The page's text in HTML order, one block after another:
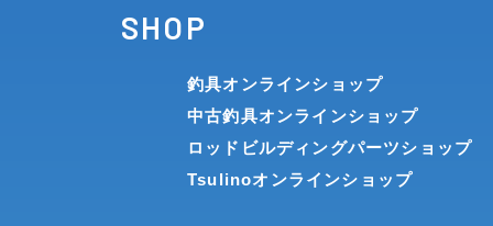
SHOP
釣具オンラインショップ
中古釣具オンラインショップ
ロッドビルディングパーツショップ
Tsulinoオンラインショップ